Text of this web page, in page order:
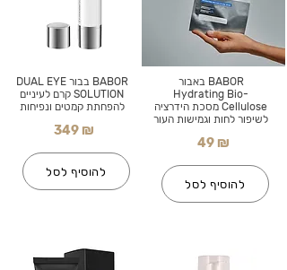
BABOR בבור DUAL EYE
SOLUTION קרם לעיניים
להפחתת קמטים ונפיחות
349 ₪
להוסיף לסל
BABOR באבור
Hydrating Bio-
Cellulose מסכת הידרציה
לשיפור לחות וגמישות העור
49 ₪
להוסיף לסל